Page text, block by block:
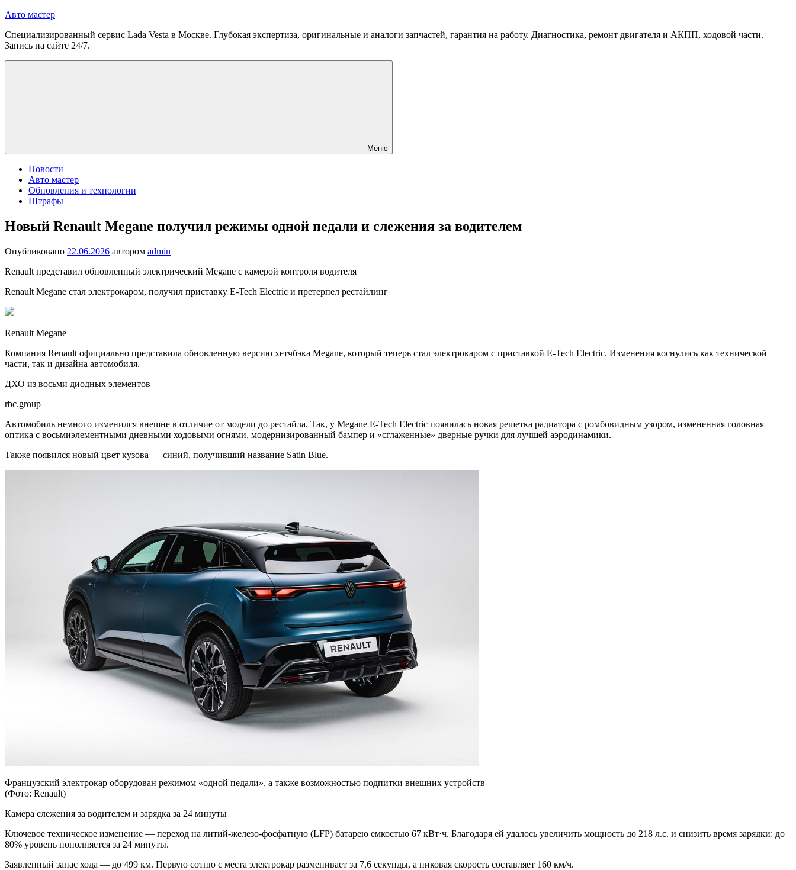
Перейти
содержимому
Авто мастер
Специализированный сервис Lada Vesta в Москве. Глубокая экспертиза, оригинальные и аналоги запчастей, гарантия на работу. Диагностика, ремонт двигателя и АКПП, ходовой части.
Запись на сайте 24/7.
Меню
Новости
Авто мастер
Обновления и технологии
Штрафы
Новый Renault Megane получил режимы одной педали и слежения за водителем
Опубликовано 22.06.2026 автором admin
Renault представил обновленный электрический Megane с камерой контроля водителя
Renault Megane стал электрокаром, получил приставку E-Tech Electric и претерпел рестайлинг
Renault Megane
Компания Renault официально представила обновленную версию хетчбэка Megane, который теперь стал электрокаром с приставкой E-Tech Electric. Изменения коснулись как технической
части, так и дизайна автомобиля.
ДХО из восьми диодных элементов
rbc.group
Автомобиль немного изменился внешне в отличие от модели до рестайла. Так, у Megane E-Tech Electric появилась новая решетка радиатора с ромбовидным узором, измененная головная
оптика с восьмиэлементными дневными ходовыми огнями, модернизированный бампер и «сглаженные» дверные ручки для лучшей аэродинамики.
Также появился новый цвет кузова — синий, получивший название Satin Blue.
Французский электрокар оборудован режимом «одной педали», а также возможностью подпитки внешних устройств
(Фото: Renault)
Камера слежения за водителем и зарядка за 24 минуты
Ключевое техническое изменение — переход на литий-железо-фосфатную (LFP) батарею емкостью 67 кВт·ч. Благодаря ей удалось увеличить мощность до 218 л.с. и снизить время зарядки: до
80% уровень пополняется за 24 минуты.
Заявленный запас хода — до 499 км. Первую сотню с места электрокар разменивает за 7,6 секунды, а пиковая скорость составляет 160 км/ч.